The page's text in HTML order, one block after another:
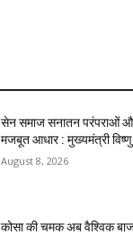
सेन समाज सनातन परंपराओं
मजबूत आधार : मुख्यमंत्री
August 8, 2026
कोसा की चमक अब वैश्विक